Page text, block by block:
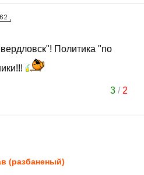
Политика "по
3/ 2
(разбаненый)